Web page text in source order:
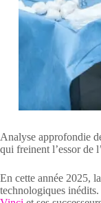
Analyse approfondie
qui freinent l’essor de
En cette année 2025, la
technologiques